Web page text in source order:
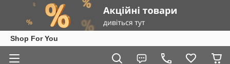
Shop For You